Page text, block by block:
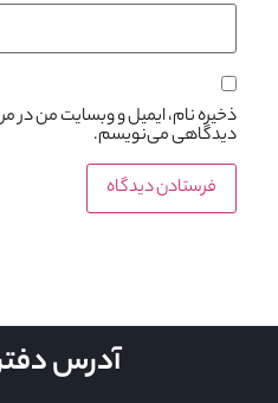
ذخیره نام، ایمیل و وبسایت من در
دیدگاهی می‌نویسم.
آدرس